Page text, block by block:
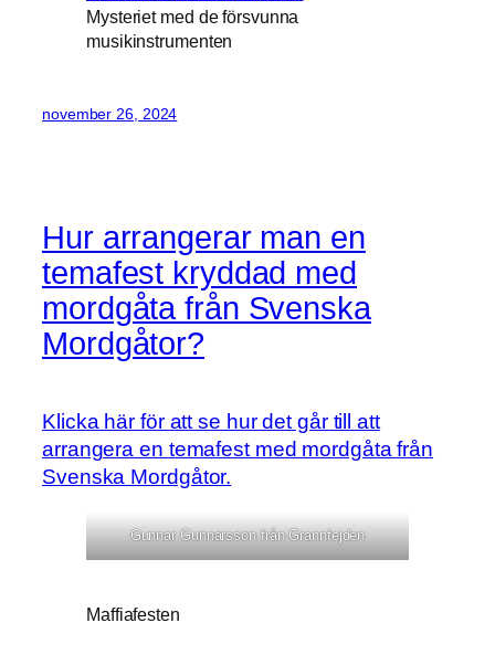
Mysteriet med de försvunna
musikinstrumenten
november 26, 2024
Hur arrangerar man en
temafest kryddad med
mordgåta från Svenska
Mordgåtor?
Klicka här för att se hur det går till att
arrangera en temafest med mordgåta från
Svenska Mordgåtor.
Gunnar Gunnarsson från Grannfejden
Maffiafesten